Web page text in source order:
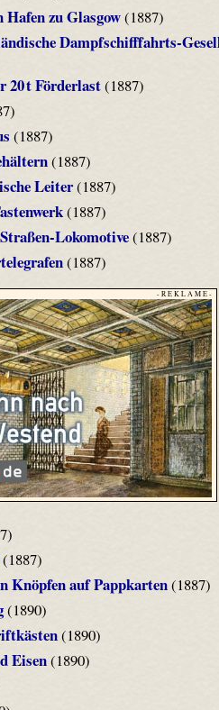
zu Glasgow(1887)
Dampfschifffahrts-
20 t Förderlast(1887)
(1887)
(1887)
Leiter(1887)
(1887)
Lokomotive(1887)
(1887)
- R E K L A M E -
Knöpfen auf Pappkarten(1887)
(1890)
(1890)
Eisen(1890)